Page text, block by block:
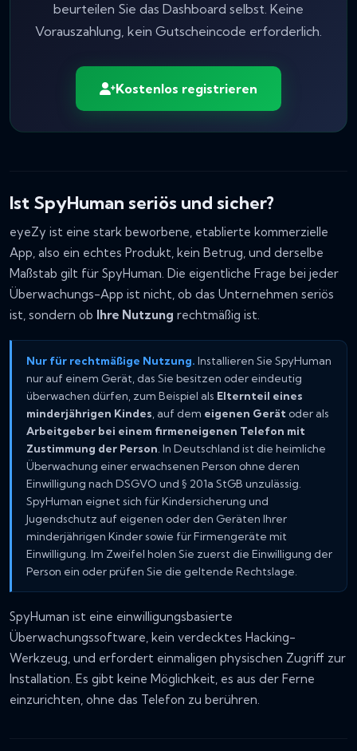
beurteilen Sie das Dashboard selbst. Keine
Vorauszahlung, kein Gutscheincode erforderlich.
Kostenlos registrieren
Ist SpyHuman seriös und sicher?
eyeZy ist eine stark beworbene, etablierte kommerzielle
App, also ein echtes Produkt, kein Betrug, und derselbe
Maßstab gilt für SpyHuman. Die eigentliche Frage bei jeder
Überwachungs-App ist nicht, ob das Unternehmen seriös
ist, sondern ob
Ihre Nutzung rechtmäßig ist.
Nur für rechtmäßige Nutzung. Installieren Sie SpyHuman
nur auf einem Gerät, das Sie besitzen oder eindeutig
überwachen dürfen, zum Beispiel als Elternteil eines
minderjährigen Kindes, auf dem eigenen Gerät oder als
Arbeitgeber bei einem firmeneigenen Telefon mit
Zustimmung der Person. In Deutschland ist die heimliche
Überwachung einer erwachsenen Person ohne deren
Einwilligung nach DSGVO und § 201a StGB unzulässig.
SpyHuman eignet sich für Kindersicherung und
Jugendschutz auf eigenen oder den Geräten Ihrer
minderjährigen Kinder sowie für Firmengeräte mit
Einwilligung. Im Zweifel holen Sie zuerst die Einwilligung der
Person ein oder prüfen Sie die geltende Rechtslage.
SpyHuman ist eine einwilligungsbasierte
Überwachungssoftware, kein verdecktes Hacking-
Werkzeug, und erfordert einmaligen physischen Zugriff zur
Installation. Es gibt keine Möglichkeit, es aus der Ferne
einzurichten, ohne das Telefon zu berühren.